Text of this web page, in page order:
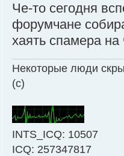
Че-то сегодня
форумчане
хаять спамера на
Некоторые люди
(с)
INTS_ICQ: 10507
ICQ: 257347817